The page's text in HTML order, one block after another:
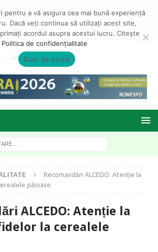
Recomandări ALCEDO: Atenție la
păioase
ALCEDO: Atenție la
la cerealele
pentru a vă asigura cea mai bună experiență
Dacă veți continua să utilizați acest site,
acordul asupra acestui lucru. Citește
Politica de confidențialitate
Sunt de acord